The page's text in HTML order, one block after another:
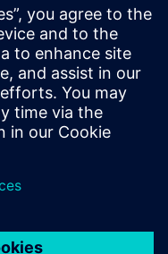
used design
in the
of their energy-
and how ABS
propeller
using automated